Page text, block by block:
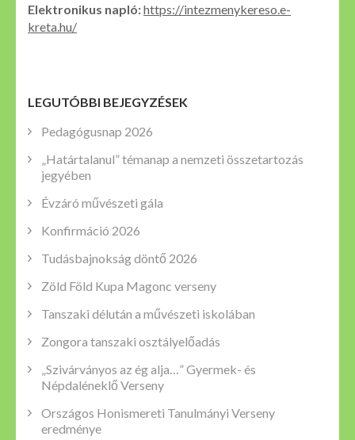
Elektronikus napló:https://intezmenykereso.e-
kreta.hu/
LEGUTÓBBI BEJEGYZÉSEK
Pedagógusnap 2026
„Határtalanul” témanap a nemzeti összetartozás
jegyében
Évzáró művészeti gála
Konfirmáció 2026
Tudásbajnokság döntő 2026
Zöld Föld Kupa Magonc verseny
Tanszaki délután a művészeti iskolában
Zongora tanszaki osztályelőadás
„Szivárványos az ég alja…” Gyermek- és
Népdaléneklő Verseny
Országos Honismereti Tanulmányi Verseny
eredménye